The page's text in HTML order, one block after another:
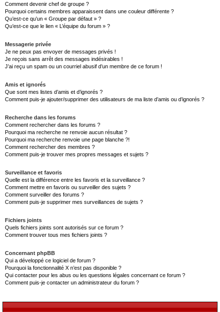
Comment devenir chef de groupe ?
Pourquoi certains membres apparaissent dans une couleur différente ?
Qu’est-ce qu’un « Groupe par défaut » ?
Qu’est-ce que le lien « L’équipe du forum » ?
Messagerie privée
Je ne peux pas envoyer de messages privés !
Je reçois sans arrêt des messages indésirables !
J’ai reçu un spam ou un courriel abusif d’un membre de ce forum !
Amis et ignorés
Que sont mes listes d’amis et d’ignorés ?
Comment puis-je ajouter/supprimer des utilisateurs de ma liste d’amis ou d’ignorés ?
Recherche dans les forums
Comment rechercher dans les forums ?
Pourquoi ma recherche ne renvoie aucun résultat ?
Pourquoi ma recherche renvoie une page blanche ?!
Comment rechercher des membres ?
Comment puis-je trouver mes propres messages et sujets ?
Surveillance et favoris
Quelle est la différence entre les favoris et la surveillance ?
Comment mettre en favoris ou surveiller des sujets ?
Comment surveiller des forums ?
Comment puis-je supprimer mes surveillances de sujets ?
Fichiers joints
Quels fichiers joints sont autorisés sur ce forum ?
Comment trouver tous mes fichiers joints ?
Concernant phpBB
Qui a développé ce logiciel de forum ?
Pourquoi la fonctionnalité X n’est pas disponible ?
Qui contacter pour les abus ou les questions légales concernant ce forum ?
Comment puis-je contacter un administrateur du forum ?